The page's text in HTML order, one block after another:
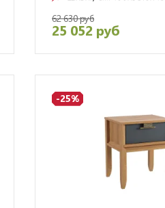
62 630 руб
25 052 руб
-25%